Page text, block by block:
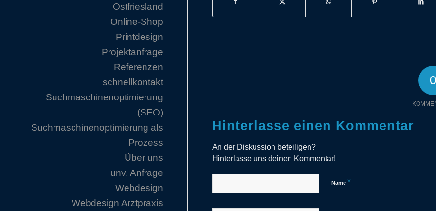
0
Hinterlasse einen Kommentar
An der Diskussion beteiligen?
Hinterlasse uns deinen Kommentar!
Name *
Ostfriesland
Online-Shop
Printdesign
Projektanfrage
Referenzen
schnellkontakt
Suchmaschinenoptimierung
(SEO)
Suchmaschinenoptimierung als
Prozess
Über uns
unv. Anfrage
Webdesign
Webdesign Arztpraxis